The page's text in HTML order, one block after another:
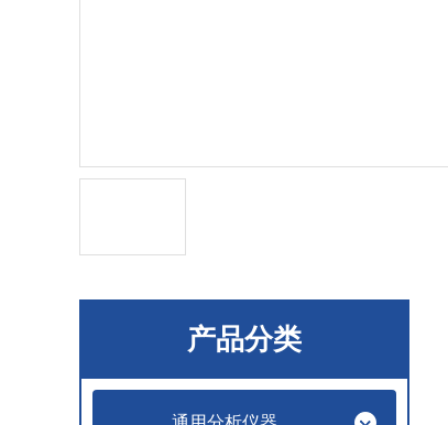
产品分类